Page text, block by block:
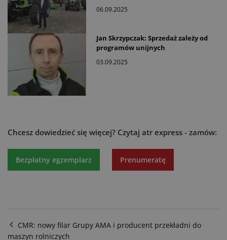
06.09.2025
Jan Skrzypczak: Sprzedaż zależy od
programów unijnych
03.09.2025
Chcesz dowiedzieć się więcej? Czytaj atr express - zamów:
Bezpłatny egzemplarz Prenumeratę
CMR: nowy filar Grupy AMA i producent przekładni do
maszyn rolniczych